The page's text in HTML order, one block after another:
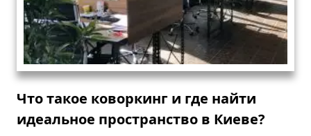
Что такое коворкинг и где найти
идеальное пространство в Киеве?